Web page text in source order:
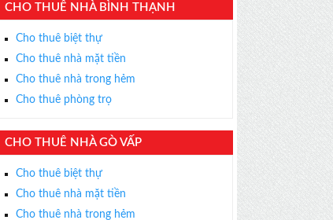
CHO THUÊ NHÀ BÌNH THẠNH
Cho thuê biệt thự
Cho thuê nhà mặt tiền
Cho thuê nhà trong hẻm
Cho thuê phòng trọ
CHO THUÊ NHÀ GÒ VẤP
Cho thuê biệt thự
Cho thuê nhà mặt tiền
Cho thuê nhà trong hẻm